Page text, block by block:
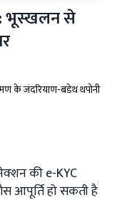
भूस्खलन से
के जंदरियाण-बडेथ थपोनी
की e-KYC
आपूर्ति हो सकती है